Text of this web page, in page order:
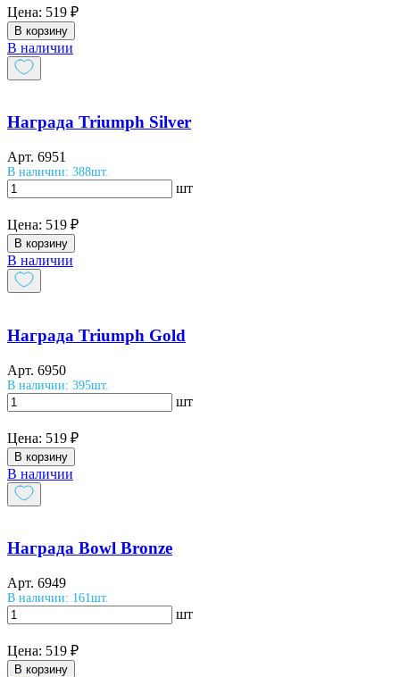
Цена: 519 ₽
В корзину
В наличии
Награда Triumph Silver
Арт. 6951
В наличии: 388шт.
шт
Цена: 519 ₽
В корзину
В наличии
Награда Triumph Gold
Арт. 6950
В наличии: 395шт.
шт
Цена: 519 ₽
В корзину
В наличии
Награда Bowl Bronze
Арт. 6949
В наличии: 161шт.
шт
Цена: 519 ₽
В корзину